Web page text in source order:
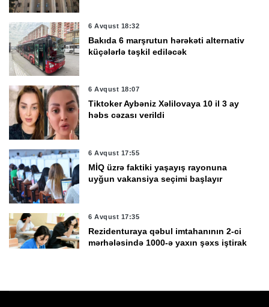
6 Avqust 18:32
Bakıda 6 marşrutun hərəkəti alternativ
küçələrlə təşkil ediləcək
6 Avqust 18:07
Tiktoker Aybəniz Xəlilovaya 10 il 3 ay
həbs cəzası verildi
6 Avqust 17:55
MİQ üzrə faktiki yaşayış rayonuna
uyğun vakansiya seçimi başlayır
6 Avqust 17:35
Rezidenturaya qəbul imtahanının 2-ci
mərhələsində 1000-ə yaxın şəxs iştirak